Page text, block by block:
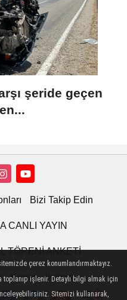
şeride geçen
Bizi Takip Edin
CANLI YAYIN
TÖRENİ ANKETİ
Künye İletişim
çerez konumlandırmaktayız.
toplanıp işlenir. Detaylı bilgi almak için
Sitemizi kullanarak,